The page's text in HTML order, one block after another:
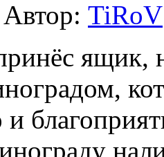
TiRoV
ящик,